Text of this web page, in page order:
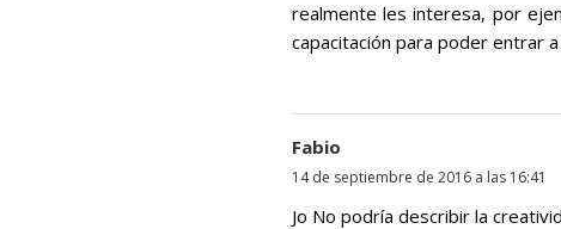
realmente les interesa, por
capacitación para poder entrar
Fabio
14 de septiembre de 2016 a las 16:41
Jo No podría describir la